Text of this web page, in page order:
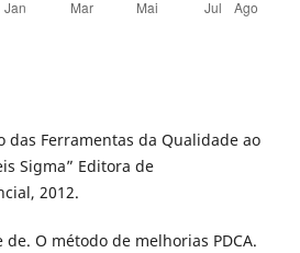
das Ferramentas da Qualidade ao
Sigma” Editora de
2012.
de. O método de melhorias PDCA.